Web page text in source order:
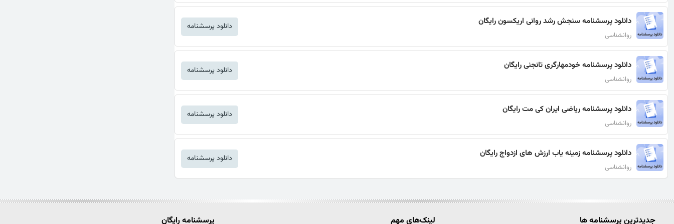
دانلود پرسشنامه سنجش رشد روانی اریکسون رایگان
روانشناسی
دانلود پرسشنامه
دانلود پرسشنامه خودمهارگری تانجنی رایگان
روانشناسی
دانلود پرسشنامه
دانلود پرسشنامه ریاضی ایران کی مت رایگان
روانشناسی
دانلود پرسشنامه
دانلود پرسشنامه زمینه یاب ارزش های ازدواج رایگان
روانشناسی
دانلود پرسشنامه
جدیدترین پرسشنامه ها لینک‌های مهم پرسشنامه رایگان